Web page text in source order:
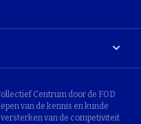
Centrum door de FOD
van de kennis en kunde
van de competiviteit